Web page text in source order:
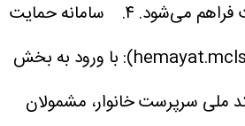
فراهم می‌شود. ۴. سامانه حمایت
با ورود به بخش
ملی سرپرست خانوار، مشمولان